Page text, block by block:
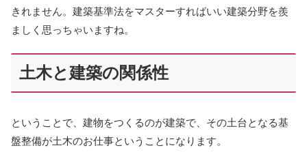
きれません。建築基準法をマスターすればいい建築分野を羨
ましく思っちゃいますね。
土木と建築の関係性
ということで、建物をつくるのが建築で、その土台となる基
盤整備が土木のお仕事ということになります。